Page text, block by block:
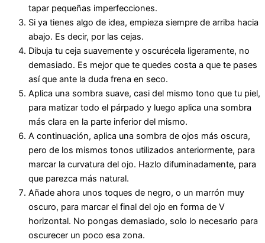
tapar pequeñas imperfecciones.
Si ya tienes algo de idea, empieza siempre de arriba hacia
abajo. Es decir, por las cejas.
Dibuja tu ceja suavemente y oscurécela ligeramente, no
demasiado. Es mejor que te quedes costa a que te pases
así que ante la duda frena en seco.
Aplica una sombra suave, casi del mismo tono que tu piel,
para matizar todo el párpado y luego aplica una sombra
más clara en la parte inferior del mismo.
A continuación, aplica una sombra de ojos más oscura,
pero de los mismos tonos utilizados anteriormente, para
marcar la curvatura del ojo. Hazlo difuminadamente, para
que parezca más natural.
Añade ahora unos toques de negro, o un marrón muy
oscuro, para marcar el final del ojo en forma de V
horizontal. No pongas demasiado, solo lo necesario para
oscurecer un poco esa zona.